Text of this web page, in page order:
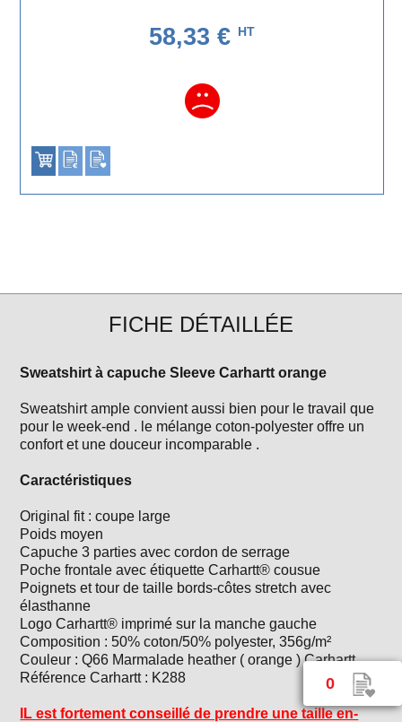
0
58,33 € HT
FICHE DÉTAILLÉE
Sweatshirt à capuche Sleeve Carhartt orange
Sweatshirt ample convient aussi bien pour le travail que
pour le week-end . le mélange coton-polyester offre un
confort et une douceur incomparable .
Caractéristiques
Original fit : coupe large
Poids moyen
Capuche 3 parties avec cordon de serrage
Poche frontale avec étiquette Carhartt® cousue
Poignets et tour de taille bords-côtes stretch avec
élasthanne
Logo Carhartt® imprimé sur la manche gauche
Composition : 50% coton/50% polyester, 356g/m²
Couleur : Q66 Marmalade heather ( orange ) Carhartt
Référence Carhartt : K288
IL est fortement conseillé de prendre une taille en-